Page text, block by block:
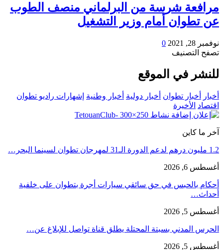
مرافعة شرسة من البرلماني منصف الطوب
عن تطوان أمام وزير التشغيل
نوفمبر 28, 2021
0
تصفح التصنيف
للنشر في الموقع
أخبار أخبار تطوان أخبار دولية أخبار وطنية إشهارات راديو تطوان
اقتصاد الأخيرة
آخر ما كاين
1.2 مليون درهم لدعم الدورة الـ31 لمهرجان تطوان لسينما البحر…
أغسطس 6, 2026
أحكام بالحبس في حق سائقي سيارات أجرة بتطوان على خلفية
أحداث…
أغسطس 5, 2026
الحرس المدني بسبتة المحتلة يطلق قناة تواصل للإبلاغ عن…
أغسطس 5, 2026